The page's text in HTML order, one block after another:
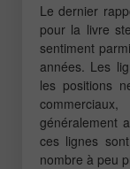
Le dernier
pour la livre
sentiment
années. Les
les positions
généralement
ces lignes
nombre à peu